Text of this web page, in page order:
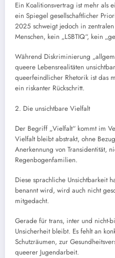
Ein Koalitionsvertrag ist mehr als
ein Spiegel gesellschaftlicher
2025 schweigt jedoch in
Menschen, kein „LSBTIQ“, kein
Während Diskriminierung
queere Lebensrealitäten
queerfeindlicher Rhetorik ist das
ein riskanter Rückschritt.
2. Die unsichtbare Vielfalt
Der Begriff „Vielfalt“ kommt im
Vielfalt bleibt abstrakt, ohne
Anerkennung von Transidentität,
Regenbogenfamilien.
Diese sprachliche Unsichtbarkeit
benannt wird, wird auch nicht
mitgedacht.
Gerade für trans, inter und nicht-
Unsicherheit bleibt. Es fehlt an
Schutzräumen, zur
queerer Jugendarbeit.